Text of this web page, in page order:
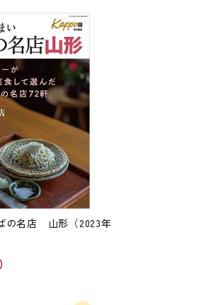
の名店 山形（2023年